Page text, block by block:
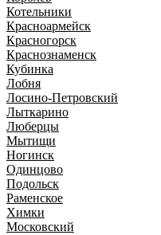
Котельники
Красноармейск
Красногорск
Краснознаменск
Кубинка
Лобня
Лосино-Петровский
Лыткарино
Люберцы
Мытищи
Ногинск
Одинцово
Подольск
Раменское
Химки
Московский